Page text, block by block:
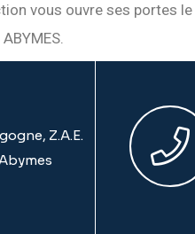
vous ouvre ses portes
Z.A.E.